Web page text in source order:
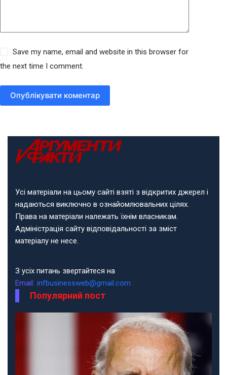
Save my name, email and website in this browser for
the next time I comment.
Опублікувати коментар
Усі матеріали на цьому сайті взяті з відкритих джерел і
надаються виключно в ознайомлювальних цілях.
Права на матеріали належать їхнім власникам.
Адміністрація сайту відповідальності за зміст
матеріалу не несе.
З усіх питань звертайтеся на
Email: infbusinessweb@gmail.com
Популярний пост